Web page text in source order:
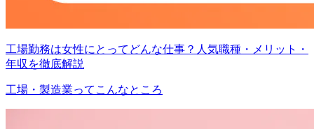
工場勤務は女性にとってどんな仕事？人気職種・メリット・
年収を徹底解説
工場・製造業ってこんなところ